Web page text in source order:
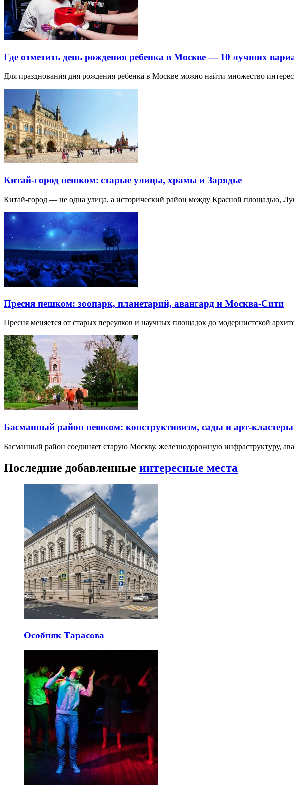
Где отметить день рождения ребенка в Москве — 10 лучших
Для празднования дня рождения ребенка в Москве можно найти множество
Китай-город пешком: старые улицы, храмы и Зарядье
Китай-город — не одна улица, а исторический район между Красной площадью,
Пресня пешком: зоопарк, планетарий, авангард и Москва-Сити
Пресня меняется от старых переулков и научных площадок до модернистской
Басманный район пешком: конструктивизм, сады и арт-кластеры
Басманный район соединяет старую Москву, железнодорожную инфраструктуру,
Последние добавленные интересные места
Особняк Тарасова